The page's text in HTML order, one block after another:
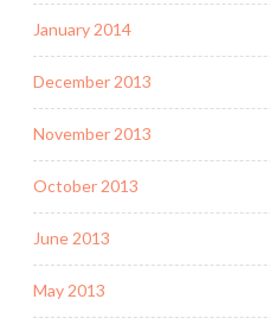
January 2014
December 2013
November 2013
October 2013
June 2013
May 2013